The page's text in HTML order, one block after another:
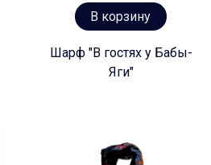
В корзину
Шарф "В гостях у Бабы-
Яги"